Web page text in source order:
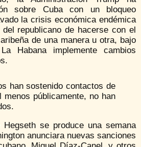
sobre Cuba con un bloqueo
la crisis económica endémica
republicano de hacerse con el
de una manera u otra, bajo
Habana implemente cambios
han sostenido contactos de
menos públicamente, no han
se produce una semana
anunciara nuevas sanciones